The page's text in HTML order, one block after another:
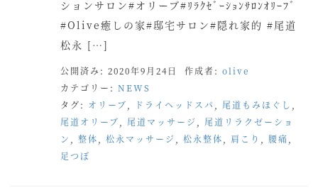
ションサロン#オリーブ#ﾘﾗｸｾﾞｰｼｮﾝｻﾛﾝｵﾘｰﾌﾞ
#Olive癒しの家#邸宅サロン#隠れ家的 #尾道
松永 […]
公開済み: 2020年9月24日 作成者: olive
カテゴリー: NEWS
タグ: オリーブ ドライヘッドスパ 尾道もみほぐし
尾道オリーブ
尾道マッサージ
尾道リラクゼーショ
ン
整体 松永マッサージ 松永整体 肩こり 腰痛
足つぼ